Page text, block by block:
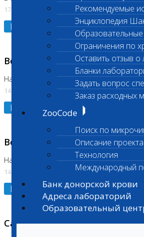
Рекомендуемые
Энциклопедия
Ограничения по
Оставить отзыв о
Бланки
Задать вопрос
Заказ расходных
ZooCode
Поиск по
Описание проекта
Технология
Международный
Банк донорской крови
Адреса лабораторий
Образовательный
17.07.2026
Подробнее
Возобновлено выполнение
На Нагорной (Код 961, 962)
14.07.2026
Подробнее
Возобновлено выполнение
На Нагорной (Код 157)
14.07.2026
Подробнее
Санитарный день